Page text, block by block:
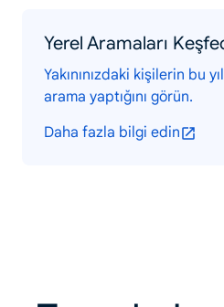
Yerel Aramaları
Yakınınızdaki kişilerin bu
arama yaptığını görün.
Daha fazla bilgi edin